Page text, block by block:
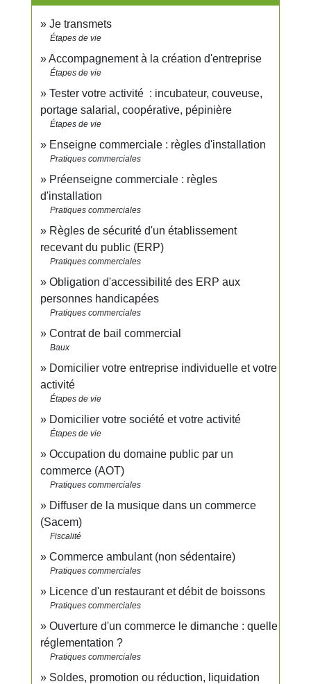
Je transmets
Étapes de vie
Accompagnement à la création d'entreprise
Étapes de vie
Tester votre activité : incubateur, couveuse,
portage salarial, coopérative, pépinière
Étapes de vie
Enseigne commerciale : règles d'installation
Pratiques commerciales
Préenseigne commerciale : règles
d'installation
Pratiques commerciales
Règles de sécurité d'un établissement
recevant du public (ERP)
Pratiques commerciales
Obligation d'accessibilité des ERP aux
personnes handicapées
Pratiques commerciales
Contrat de bail commercial
Baux
Domicilier votre entreprise individuelle et votre
activité
Étapes de vie
Domicilier votre société et votre activité
Étapes de vie
Occupation du domaine public par un
commerce (AOT)
Pratiques commerciales
Diffuser de la musique dans un commerce
(Sacem)
Fiscalité
Commerce ambulant (non sédentaire)
Pratiques commerciales
Licence d'un restaurant et débit de boissons
Pratiques commerciales
Ouverture d'un commerce le dimanche : quelle
réglementation ?
Pratiques commerciales
Soldes, promotion ou réduction, liquidation